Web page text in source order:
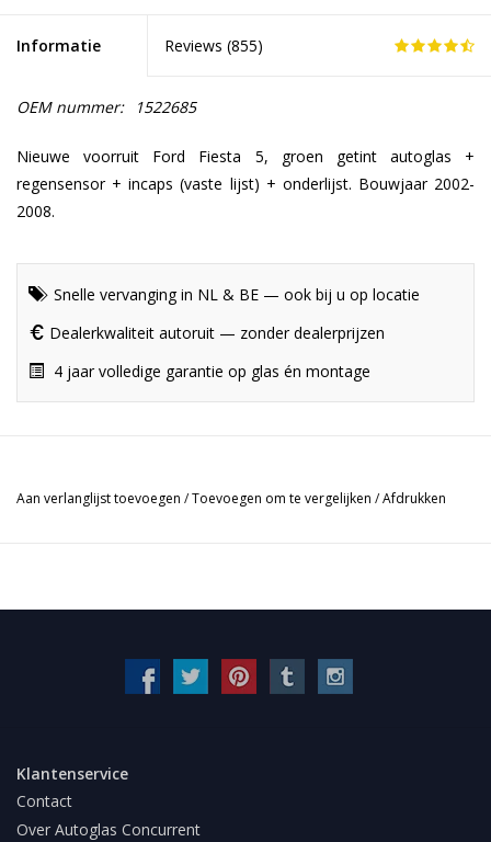
Informatie Reviews (855)
OEM nummer: 1522685
Nieuwe voorruit Ford Fiesta 5, groen getint autoglas +
regensensor + incaps (vaste lijst) + onderlijst. Bouwjaar 2002-
2008.
Snelle vervanging in NL & BE — ook bij u op locatie
Dealerkwaliteit autoruit — zonder dealerprijzen
4 jaar volledige garantie op glas én montage
Aan verlanglijst toevoegen /Toevoegen om te vergelijken /Afdrukken
Klantenservice
Contact
Over Autoglas Concurrent